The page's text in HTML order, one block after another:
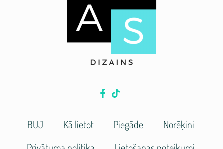
BUJ Kā lietot Piegāde
Norēķini